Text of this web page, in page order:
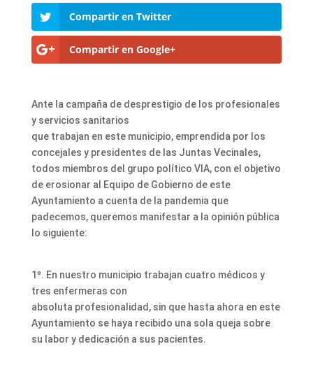
Compartir en Twitter
Compartir en Google+
Ante la campaña de desprestigio de los profesionales
y servicios sanitarios
que trabajan en este municipio, emprendida por los
concejales y presidentes de las Juntas Vecinales,
todos miembros del grupo político VIA, con el objetivo
de erosionar al Equipo de Gobierno de este
Ayuntamiento a cuenta de la pandemia que
padecemos, queremos manifestar a la opinión pública
lo siguiente:
1º. En nuestro municipio trabajan cuatro médicos y
tres enfermeras con
absoluta profesionalidad, sin que hasta ahora en este
Ayuntamiento se haya recibido una sola queja sobre
su labor y dedicación a sus pacientes.